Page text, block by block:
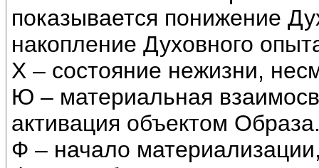
показывается понижение
накопление Духовного
Х – состояние нежизни,
Ю – материальная
активация объектом
Ф – начало